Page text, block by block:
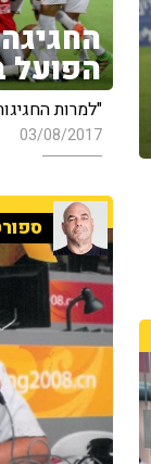
"למרות
03/08/2017